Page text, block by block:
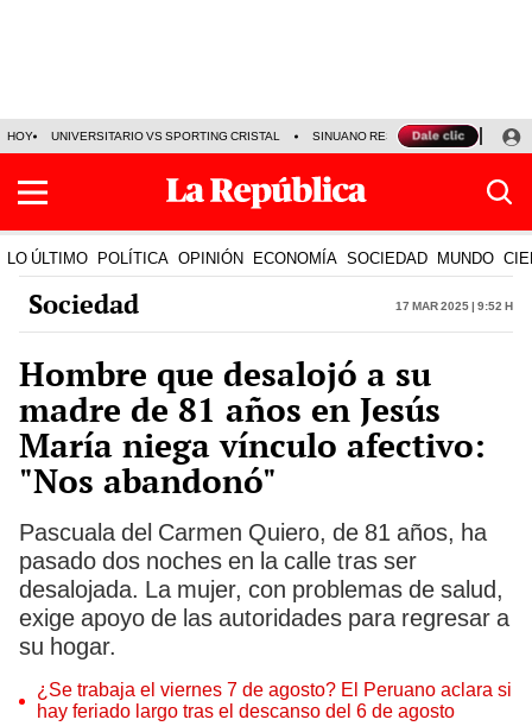
HOY UNIVERSITARIO VS SPORTING CRISTAL SINUANO RESULTADOS HOY
LO ÚLTIMO POLÍTICA OPINIÓN ECONOMÍA SOCIEDAD MUNDO
Sociedad 17 Mar 2025 | 9:52 h
Hombre que desalojó a su
madre de 81 años en Jesús
María niega vínculo afectivo:
"Nos abandonó"
Pascuala del Carmen Quiero, de 81 años, ha
pasado dos noches en la calle tras ser
desalojada. La mujer, con problemas de salud,
exige apoyo de las autoridades para regresar a
su hogar.
¿Se trabaja el viernes 7 de agosto? El Peruano aclara si
hay feriado largo tras el descanso del 6 de agosto